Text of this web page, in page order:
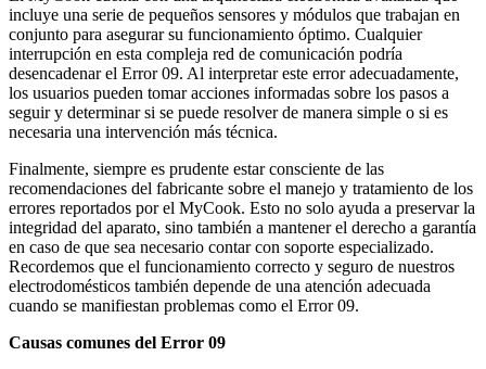
incluye una serie de pequeños sensores y módulos que trabajan en
conjunto para asegurar su funcionamiento óptimo. Cualquier
interrupción en esta compleja red de comunicación podría
desencadenar el Error 09. Al interpretar este error adecuadamente,
los usuarios pueden tomar acciones informadas sobre los pasos a
seguir y determinar si se puede resolver de manera simple o si es
necesaria una intervención más técnica.
Finalmente, siempre es prudente estar consciente de las
recomendaciones del fabricante sobre el manejo y tratamiento de los
errores reportados por el MyCook. Esto no solo ayuda a preservar la
integridad del aparato, sino también a mantener el derecho a garantía
en caso de que sea necesario contar con soporte especializado.
Recordemos que el funcionamiento correcto y seguro de nuestros
electrodomésticos también depende de una atención adecuada
cuando se manifiestan problemas como el Error 09.
Causas comunes del Error 09